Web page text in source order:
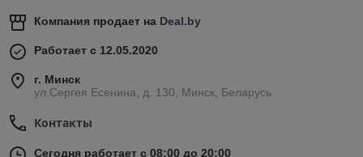
Компания продает на Deal.by
Работает с 12.05.2020
г. Минск
ул.Сергея Есенина, д. 130, Минск, Беларусь
Контакты
Сегодня работает с 08:00 до 20:00